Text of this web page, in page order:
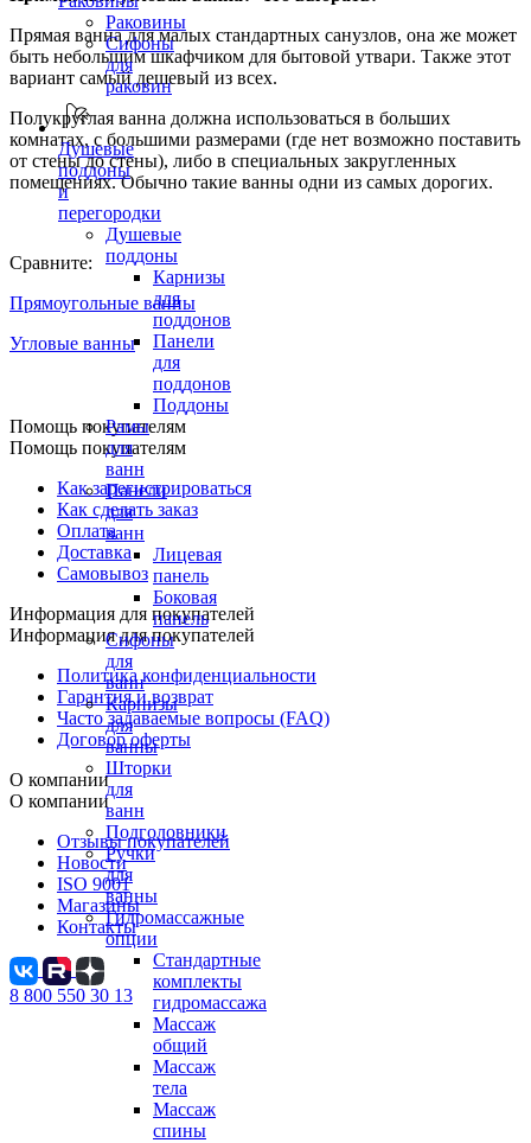
Раковины
Сифоны
для
раковин
Душевые
поддоны
и
перегородки
Душевые
поддоны
Карнизы
для
поддонов
Панели
для
поддонов
Поддоны
Рамы
для
ванн
Панели
для
ванн
Лицевая
панель
Боковая
панель
Сифоны
для
ванн
Карнизы
для
ванны
Шторки
для
ванн
Подголовники
Ручки
для
ванны
Гидромассажные
опции
Стандартные
комплекты
гидромассажа
Массаж
общий
Массаж
тела
Массаж
спины
Прямая ванна для малых стандартных санузлов, она же может
быть небольшим шкафчиком для бытовой утвари. Также этот
вариант самый дешевый из всех.
Полукруглая ванна должна использоваться в больших
комнатах, с большими размерами (где нет возможно поставить
от стены до стены), либо в специальных закругленных
помещениях. Обычно такие ванны одни из самых дорогих.
Сравните:
Прямоугольные ванны
Угловые ванны
Помощь покупателям
Помощь покупателям
Как зарегистрироваться
Как сделать заказ
Оплата
Доставка
Самовывоз
Информация для покупателей
Информация для покупателей
Политика конфиденциальности
Гарантия и возврат
Часто задаваемые вопросы (FAQ)
Договор оферты
О компании
О компании
Отзывы покупателей
Новости
ISO 9001
Магазины
Контакты
8 800 550 30 13